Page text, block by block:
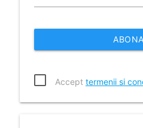
Accept termenii si